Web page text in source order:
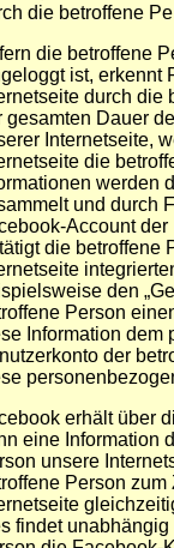
die betroffene
die betroffene
ist, erkennt
durch
gesamten Dauer
Internetseite,
die
werden
und durch
Account
die betroffene
den
Person
Information dem
der
erhält über
eine Information
unsere
Person
findet